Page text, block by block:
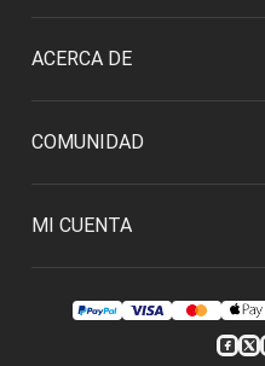
ACERCA DE
COMUNIDAD
MI CUENTA